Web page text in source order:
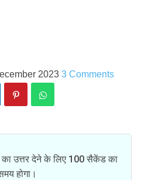
2023 3 Comments
उत्तर देने के लिए 100 सैकेंड का
होगा।